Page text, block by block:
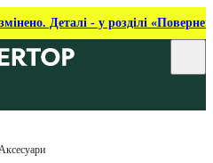
Деталі - у розділі